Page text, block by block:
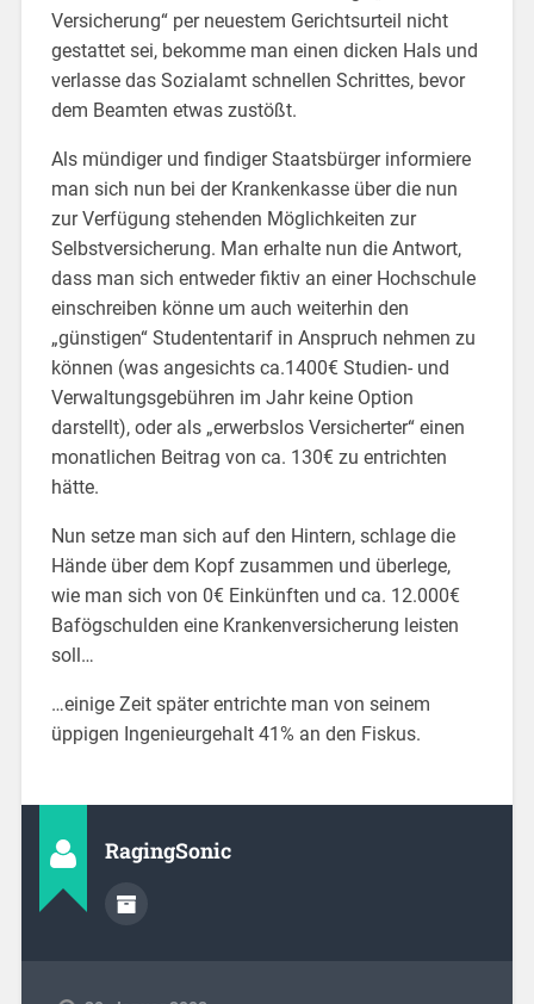
Versicherung“ per neuestem Gerichtsurteil nicht
gestattet sei, bekomme man einen dicken Hals und
verlasse das Sozialamt schnellen Schrittes, bevor
dem Beamten etwas zustößt.
Als mündiger und findiger Staatsbürger informiere
man sich nun bei der Krankenkasse über die nun
zur Verfügung stehenden Möglichkeiten zur
Selbstversicherung. Man erhalte nun die Antwort,
dass man sich entweder fiktiv an einer Hochschule
einschreiben könne um auch weiterhin den
„günstigen“ Studententarif in Anspruch nehmen zu
können (was angesichts ca.1400€ Studien- und
Verwaltungsgebühren im Jahr keine Option
darstellt), oder als „erwerbslos Versicherter“ einen
monatlichen Beitrag von ca. 130€ zu entrichten
hätte.
Nun setze man sich auf den Hintern, schlage die
Hände über dem Kopf zusammen und überlege,
wie man sich von 0€ Einkünften und ca. 12.000€
Bafögschulden eine Krankenversicherung leisten
soll…
…einige Zeit später entrichte man von seinem
üppigen Ingenieurgehalt 41% an den Fiskus.
RagingSonic